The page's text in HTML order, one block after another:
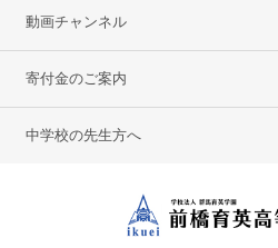
動画チャンネル
寄付金のご案内
中学校の先生方へ